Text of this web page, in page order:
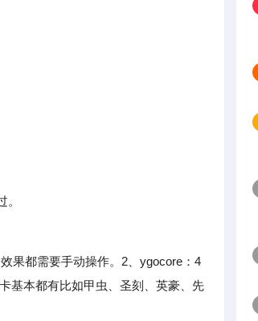
果都需要手动操作。2、ygocore：4
基本都有比如甲虫、圣刻、英豪、先